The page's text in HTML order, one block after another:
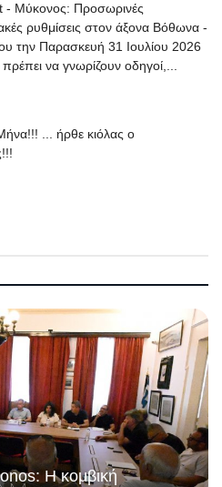
- Μύκονος: Προσωρινές
ρυθμίσεις στον άξονα Βόθωνα -
την Παρασκευή 31 Ιουλίου 2026
να γνωρίζουν οδηγοί,...
... ήρθε κιόλας ο
Η κομβική